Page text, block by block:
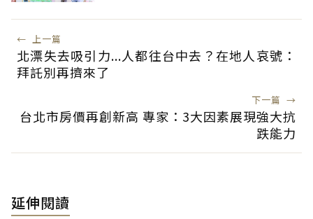
← 上一篇
北漂失去吸引力...人都往台中去？在地人哀號：
拜託別再擠來了
下一篇 →
台北市房價再創新高 專家：3大因素展現強大抗
跌能力
延伸閱讀